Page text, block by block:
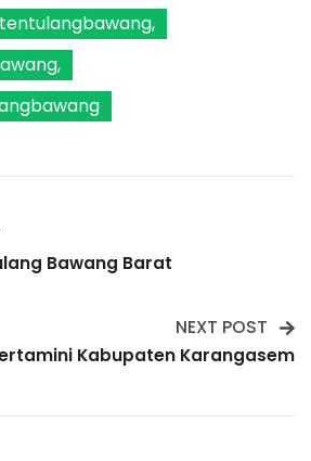
Bawang Barat
NEXT POST
Kabupaten Karangasem